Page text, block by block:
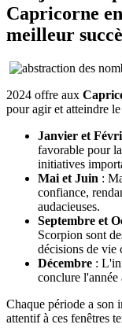
Capricorne
meilleur
2024 offre aux
pour agir et atteindre
Janvier et
favorable pour
initiatives
Mai et Juin :
confiance,
audacieuses.
Septembre et
Scorpion sont
décisions de vie
Décembre :
conclure l'année
Chaque période a son
attentif à ces fenêtres